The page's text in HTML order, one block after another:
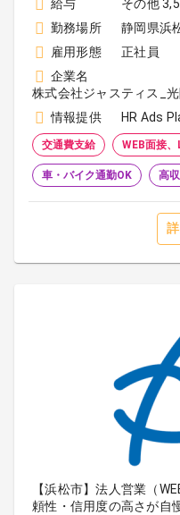
給与
その他
勤務場所
静岡県浜
雇用形態
正社員
企業名
株式会社ジャスティス_
情報提供
HR Ads
交通費支給 WEB面接
車・バイク通勤OK 高
【浜松市】法人営業（
頼性・信用度の高さが自